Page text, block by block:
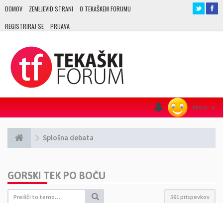
DOMOV ZEMLJEVID STRANI O TEKAŠKEM FORUMU
REGISTRIRAJ SE PRIJAVA
Menu ≡
Splošna debata
GORSKI TEK PO BOČU
561 prispevkov